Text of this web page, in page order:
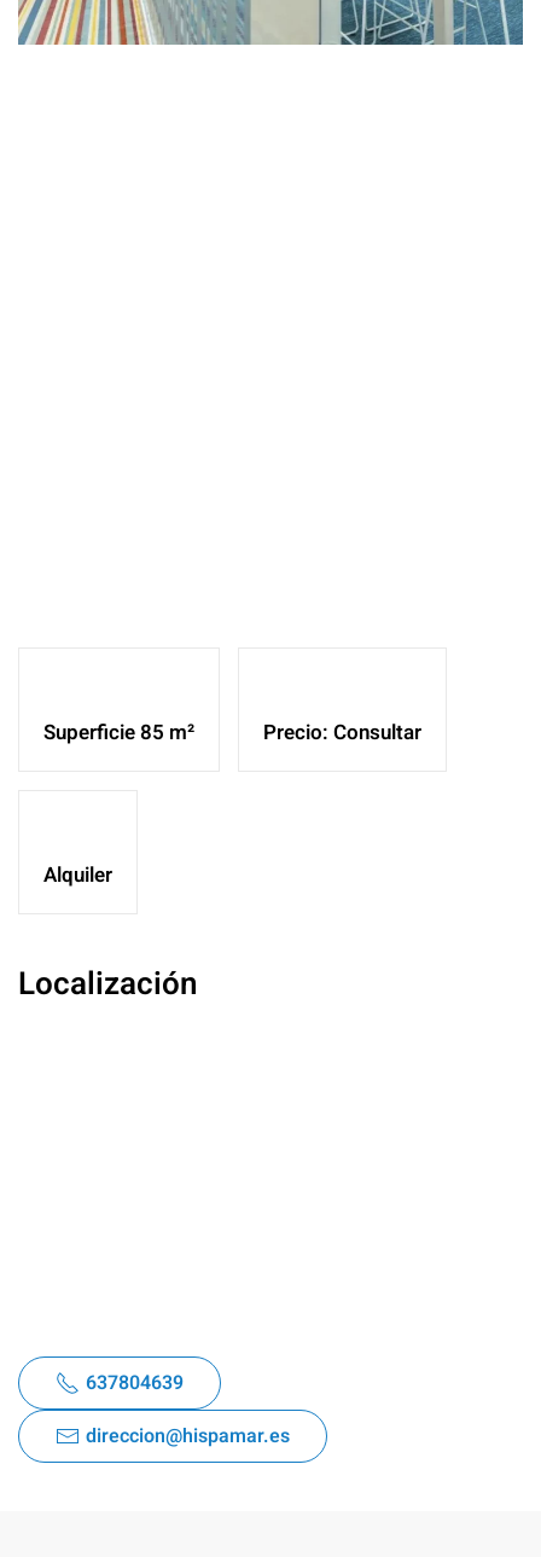
Superficie 85 m² Precio: Consultar
Alquiler
Localización
637804639
direccion@hispamar.es